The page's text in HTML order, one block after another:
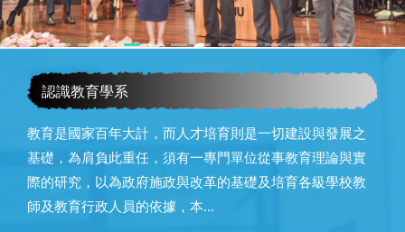
校友
認識教育學系
教育是國家百年大計，而人才培育則是一切建設與發展之
基礎，為肩負此重任，須有一專門單位從事教育理論與實
際的研究，以為政府施政與改革的基礎及培育各級學校教
師及教育行政人員的依據，本...